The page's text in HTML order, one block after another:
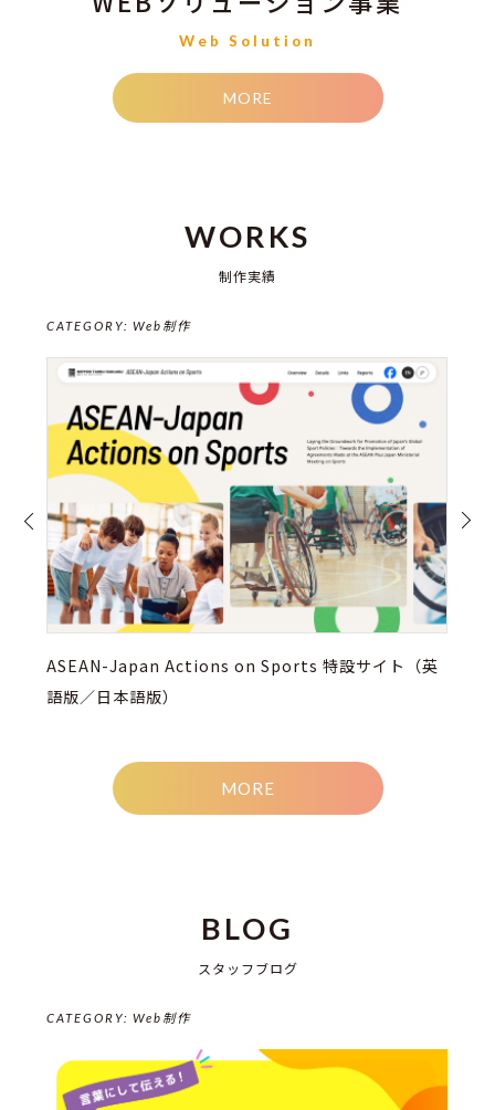
Web Solution
MORE
WORKS
制作実績
CATEGORY:Web制作
ASEAN-Japan Actions on Sports 特設サイト（英
語版／日本語版）
MORE
BLOG
スタッフブログ
CATEGORY:Web制作